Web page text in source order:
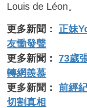
Louis de Léon。
更多新聞： 正妹
友慟發聲
更多新聞：73歲
轉網羨慕
更多新聞：前經
切割真相